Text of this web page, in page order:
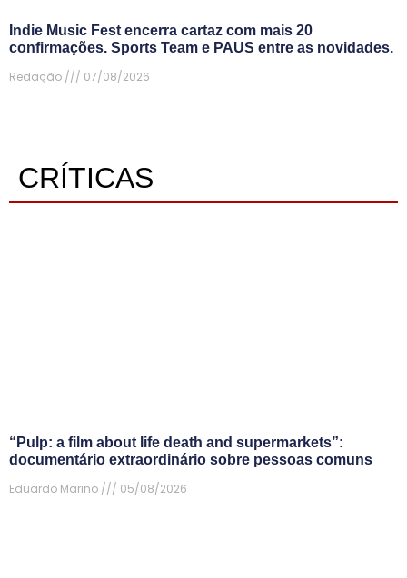
Indie Music Fest encerra cartaz com mais 20
confirmações. Sports Team e PAUS entre as novidades.
Redação
07/08/2026
CRÍTICAS
“Pulp: a film about life death and supermarkets”:
documentário extraordinário sobre pessoas comuns
Eduardo Marino
05/08/2026